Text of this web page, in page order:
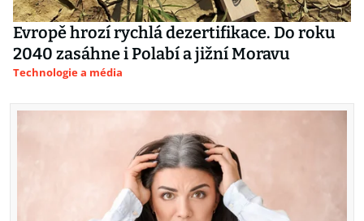
Evropě hrozí rychlá dezertifikace. Do roku
2040 zasáhne i Polabí a jižní Moravu
Technologie a média